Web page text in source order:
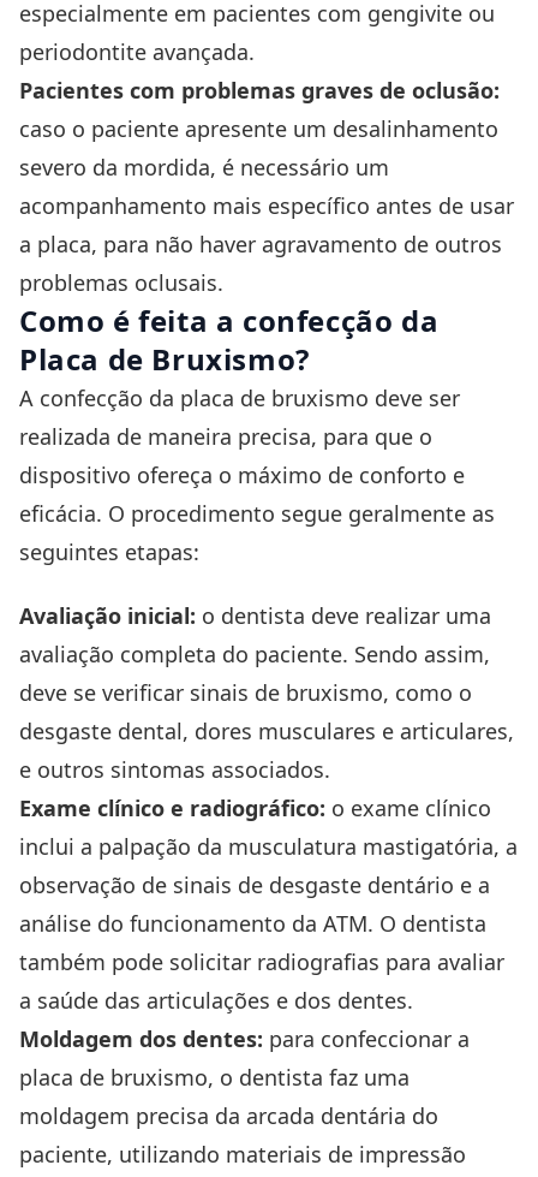
especialmente em pacientes com gengivite ou
periodontite avançada.
Pacientes com problemas graves de oclusão:
caso o paciente apresente um desalinhamento
severo da mordida, é necessário um
acompanhamento mais específico antes de usar
a placa, para não haver agravamento de outros
problemas oclusais.
Como é feita a confecção da
Placa de Bruxismo?
A confecção da placa de bruxismo deve ser
realizada de maneira precisa, para que o
dispositivo ofereça o máximo de conforto e
eficácia. O procedimento segue geralmente as
seguintes etapas:
Avaliação inicial: o dentista deve realizar uma
avaliação completa do paciente. Sendo assim,
deve se verificar sinais de bruxismo, como o
desgaste dental, dores musculares e articulares,
e outros sintomas associados.
Exame clínico e radiográfico: o exame clínico
inclui a palpação da musculatura mastigatória, a
observação de sinais de desgaste dentário e a
análise do funcionamento da ATM. O dentista
também pode solicitar radiografias para avaliar
a saúde das articulações e dos dentes.
Moldagem dos dentes: para confeccionar a
placa de bruxismo, o dentista faz uma
moldagem precisa da arcada dentária do
paciente, utilizando materiais de impressão